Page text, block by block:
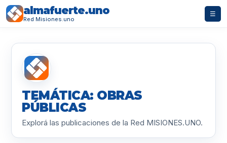
almafuerte.uno
Red Misiones.uno
☰
TEMÁTICA: OBRAS
PÚBLICAS
Explorá las publicaciones de la Red MISIONES.UNO.